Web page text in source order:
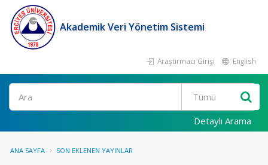
Akademik Veri Yönetim Sistemi
Araştırmacı Girişi English
Ara
Detaylı Arama
ANA SAYFA SON EKLENEN YAYINLAR